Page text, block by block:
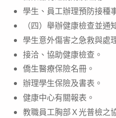
學生、員工辦理預防接種
（四）舉辦健康檢查並通
學生意外傷害之急救與處
接洽、協助健康檢查。
僑生醫療保險名冊。
辦理學生保險及書表。
健康中心有關報表。
教職員工胸部Ｘ光普檢之